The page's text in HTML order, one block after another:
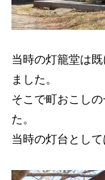
当時の灯籠堂は
ました。
そこで町おこし
た。
当時の灯台とし